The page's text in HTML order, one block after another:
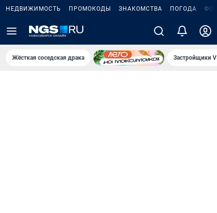
НЕДВИЖИМОСТЬ ПРОМОКОДЫ ЗНАКОМСТВА ПОГОДА
Жёсткая соседская драка Застройщики